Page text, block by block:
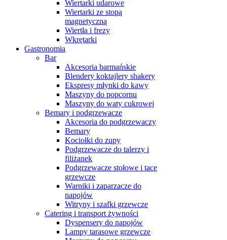
Wiertarki udarowe
Wiertarki ze stopą
magnetyczną
Wiertła i frezy
Wkrętarki
Gastronomia
Bar
Akcesoria barmańskie
Blendery koktajlery shakery
Ekspresy młynki do kawy
Maszyny do popcornu
Maszyny do waty cukrowej
Bemary i podgrzewacze
Akcesoria do podgrzewaczy
Bemary
Kociołki do zupy
Podgrzewacze do talerzy i
filiżanek
Podgrzewacze stołowe i tace
grzewcze
Warniki i zaparzacze do
napojów
Witryny i szafki grzewcze
Catering i transport żywności
Dyspensery do napojów
Lampy tarasowe grzewcze